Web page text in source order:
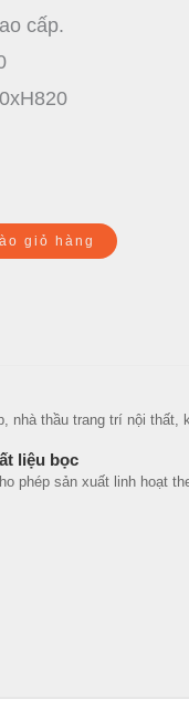
cấp.
giỏ hàng
nhà thầu trang trí nội thất,
liệu bọc
phép sản xuất linh hoạt